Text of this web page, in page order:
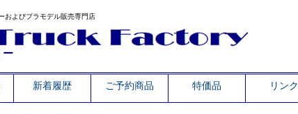
およびプラモデル販売専門店
新着履歴 ご予約商品 特価品 リンク